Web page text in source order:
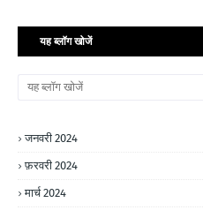
यह ब्लॉग खोजें
जनवरी 2024
फ़रवरी 2024
मार्च 2024